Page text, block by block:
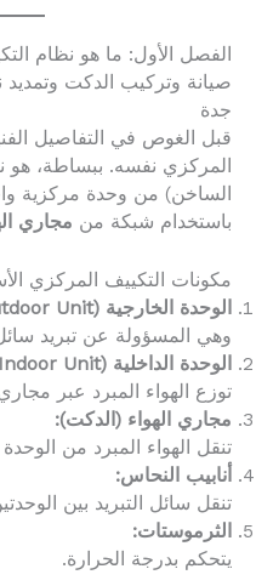
الفصل الأول: ما هو نظام
صيانة وتركيب الدكت
جدة
قبل الغوص في التفاصيل
المركزي نفسه. ببساطة، هو
الساخن) من وحدة مركزية
باستخدام شبكة من مجاري
مكونات التكييف المركزي
الوحدة الخارجية (Outdoor Unit):
وهي المسؤولة عن تبريد سائل
الوحدة الداخلية (Indoor Unit):
توزع الهواء المبرد عبر
مجاري الهواء (الدكت):
تنقل الهواء المبرد من
أنابيب النحاس:
تنقل سائل التبريد بين
الثرموستات:
يتحكم بدرجة الحرارة.